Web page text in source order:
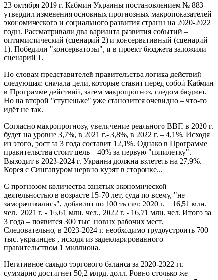
23 октября 2019 г. Кабмин Украины постановлением № 883
утвердил изменения основных прогнозных макропоказателей
экономического и социального развития страны на 2020-2022
годы. Рассматривали два варианта развития событий –
оптимистический (сценарий 2) и консервативный (сценарий
1). Победили "консерваторы", и в проект бюджета заложили
сценарий 1.
По словам представителей правительства логика действий
следующая: сначала цели, которые ставит перед собой Кабмин
в Программе действий, затем макропрогноз, следом бюджет.
Но на второй "ступеньке" уже становится очевидно – что-то
идёт не так.
Согласно макропрогнозу, увеличение реального ВВП в 2020 г.
будет на уровне 3,7%, в 2021 г.- 3,8%, в 2022 г. – 4,1%. Исходя
из этого, рост за 3 года составит 12,1%. Однако в Программе
правительства стоит цель – 40% за первую "пятилетку".
Выходит в 2023-2024 г. Украина должна взлететь на 27,9%.
Корея с Сингапуром нервно курят в сторонке...
С прогнозом количества занятых экономической
деятельностью в возрасте 15-70 лет, суда по всему, "не
заморачивались", добавляя по 100 тысяч: 2020 г. – 16,51 млн.
чел., 2021 г. - 16,61 млн. чел., 2022 г. - 16,71 млн. чел. Итого за
3 года – появится 300 тыс. новых рабочих мест.
Следовательно, в 2023-2024 г. необходимо трудоустроить 700
тыс. украинцев , исходя из задекларированного
правительством 1 миллиона.
Негативное сальдо торгового баланса за 2020-2022 гг.
суммарно достигнет 50,2 млрд. долл. Ровно столько же